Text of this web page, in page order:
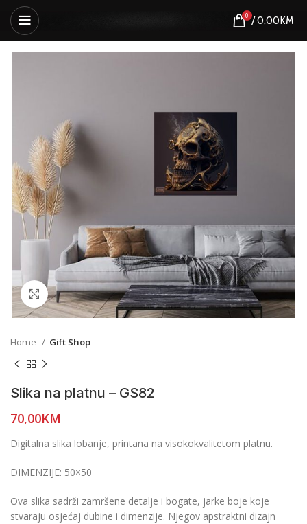
0 /0,00KM
Click to enlarge
Home Gift Shop
Slika na platnu – GS82
70,00KM
Digitalna slika lobanje, printana na visokokvalitetom platnu.
DIMENZIJE: 50×50
Ova slika sadrži zamršene detalje i bogate, jarke boje koje
stvaraju osjećaj dubine i dimenzije. Njegov apstraktni dizajn